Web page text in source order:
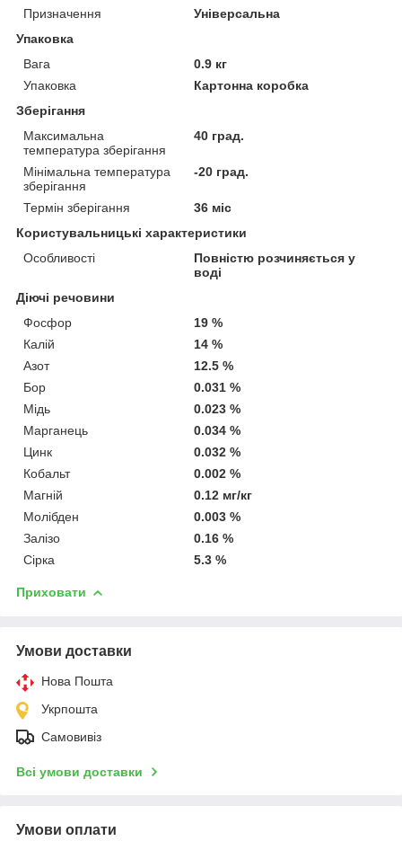
Призначення
Універсальна
Упаковка
Вага
0.9 кг
Упаковка
Картонна коробка
Зберігання
Максимальна
температура зберігання
40 град.
Мінімальна температура
зберігання
-20 град.
Термін зберігання
36 міс
Користувальницькі характеристики
Особливості
Повністю розчиняється у
воді
Діючі речовини
Фосфор
19 %
Калій
14 %
Азот
12.5 %
Бор
0.031 %
Мідь
0.023 %
Марганець
0.034 %
Цинк
0.032 %
Кобальт
0.002 %
Магній
0.12 мг/кг
Молібден
0.003 %
Залізо
0.16 %
Сірка
5.3 %
Приховати
Умови доставки
Нова Пошта
Укрпошта
Самовивіз
Всі умови доставки
Умови оплати